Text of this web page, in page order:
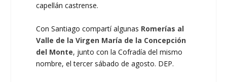
capellán castrense.
Con Santiago compartí algunas Romerías al
Valle de la Virgen María de la Concepción
del Monte, junto con la Cofradía del mismo
nombre, el tercer sábado de agosto. DEP.